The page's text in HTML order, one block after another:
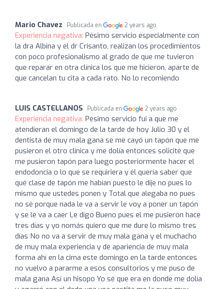
Mario Chavez Publicada en 2 years ago
Experiencia negativa: Pésimo servicio especialmente con
la dra Albina y el dr Crisanto, realizan los procedimientos
con poco profesionalismo al grado de que me tuvieron
que reparar en otra clínica los que me hicieron, aparte de
que cancelan tu cita a cada rato. No lo recomiendo
LUIS CASTELLANOS Publicada en 2 years ago
Experiencia negativa: Pésimo servicio fui a que me
atendieran el domingo de la tarde de hoy Julio 30 y el
dentista de muy mala gana se me cayó un tapón que me
pusieron el otro clínica y me dolía entonces solicité que
me pusieron tapón para luego posteriormente hacer el
endodoncia o lo que se requiriera y él quería saber que
qué clase de tapón me habían puesto le dije no pues lo
mismo que ustedes ponen y Total que alegaba no pues
no sé porque nada le va a servir le voy a poner un tapón
y se le va a caer Le digo Bueno pues el me pusieron hace
tres días y yo nomás quiero que me dure lo mismo tres
días No no va a servir de muy mala gana y el muchacho
de muy mala experiencia y de apariencia de muy mala
forma ahí en la cima este domingo en la tarde entonces
no vuelvo a pararme a esos consultorios y me puso de
mala gana Así un hisopo Yo sé que era en donde me dolía